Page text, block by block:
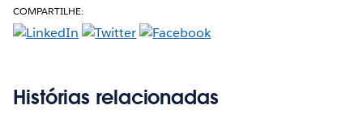
COMPARTILHE:
Histórias relacionadas